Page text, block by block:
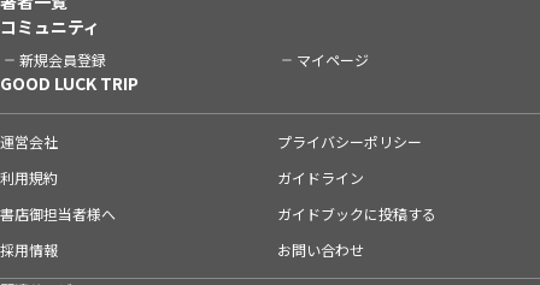
コミュニティ
新規会員登録 マイページ
GOOD LUCK TRIP
運営会社
プライバシーポリシー
利用規約
ガイドライン
書店御担当者様へ
ガイドブックに投稿する
採用情報
お問い合わせ